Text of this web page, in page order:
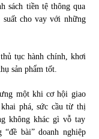
sách tiền tệ thông qua
cho vay với những
tục hành chính, khơi
sản phẩm tốt.
một khi cơ hội giao
phá, sức cầu từ thị
không khác gì vỗ tay
bài” doanh nghiệp